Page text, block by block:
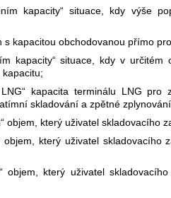
kapacity“ situace, kdy výše
s kapacitou obchodovanou přímo
kapacity“ situace, kdy v
LNG“ kapacita terminálu LNG
skladování a zpětné
objem, který uživatel
objem, který uživatel
objem, který uživatel